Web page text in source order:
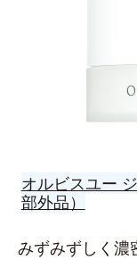
オルビスユー
部外品）
みずみずしく濃